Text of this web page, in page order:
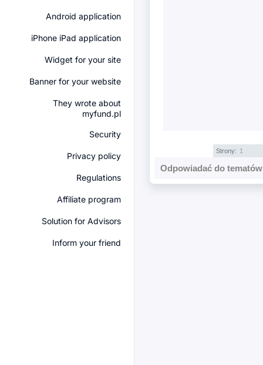
Android application
iPhone iPad application
Widget for your site
Banner for your website
They wrote about
myfund.pl
Security
Privacy policy
Regulations
Affiliate program
Solution for Advisors
Inform your friend
Strony: 1
Odpowiadać do